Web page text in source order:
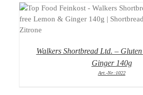
DETAILS
Walkers Shortbread Ltd. –
Ginger 140g
Art.-Nr.:1022